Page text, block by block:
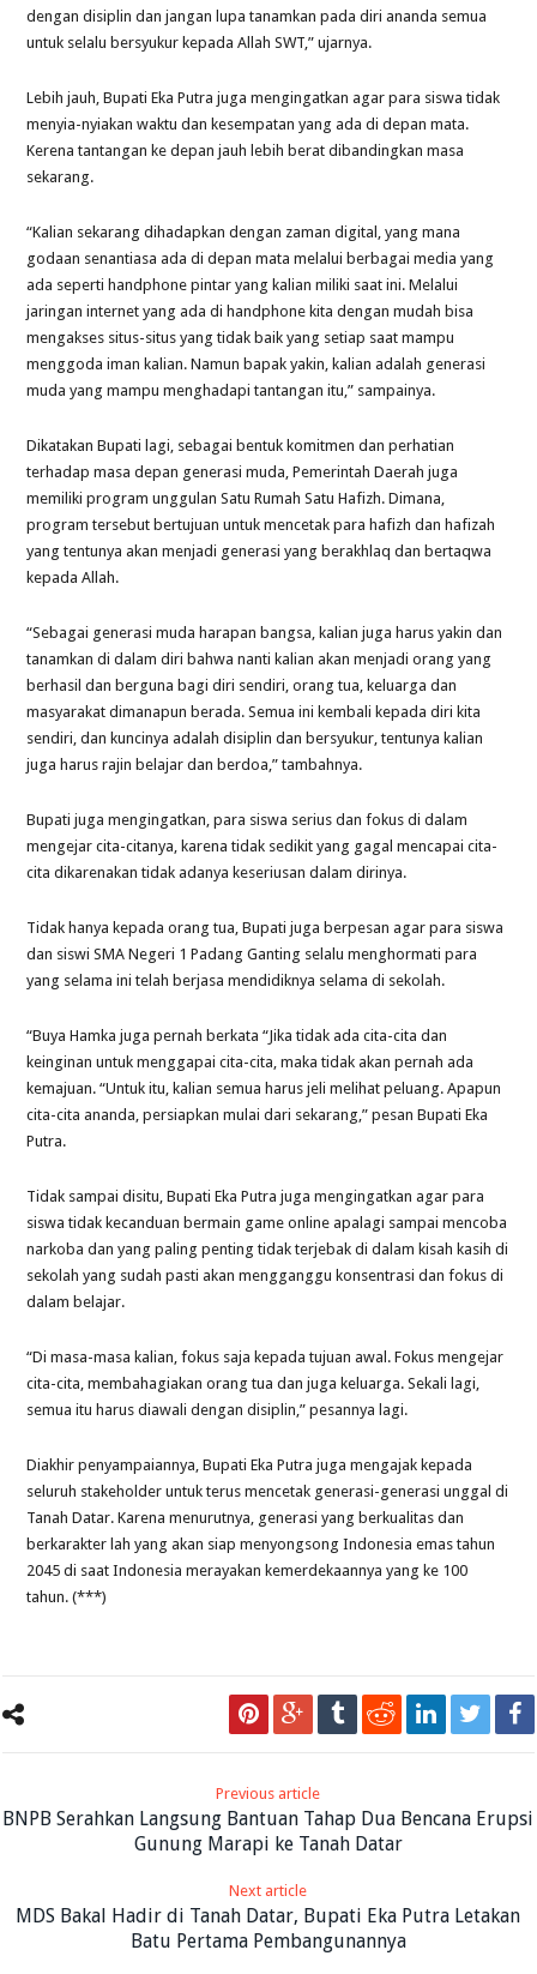
dengan disiplin dan jangan lupa tanamkan pada diri ananda semua
untuk selalu bersyukur kepada Allah SWT,” ujarnya.
Lebih jauh, Bupati Eka Putra juga mengingatkan agar para siswa tidak
menyia-nyiakan waktu dan kesempatan yang ada di depan mata.
Kerena tantangan ke depan jauh lebih berat dibandingkan masa
sekarang.
“Kalian sekarang dihadapkan dengan zaman digital, yang mana
godaan senantiasa ada di depan mata melalui berbagai media yang
ada seperti handphone pintar yang kalian miliki saat ini. Melalui
jaringan internet yang ada di handphone kita dengan mudah bisa
mengakses situs-situs yang tidak baik yang setiap saat mampu
menggoda iman kalian. Namun bapak yakin, kalian adalah generasi
muda yang mampu menghadapi tantangan itu,” sampainya.
Dikatakan Bupati lagi, sebagai bentuk komitmen dan perhatian
terhadap masa depan generasi muda, Pemerintah Daerah juga
memiliki program unggulan Satu Rumah Satu Hafizh. Dimana,
program tersebut bertujuan untuk mencetak para hafizh dan hafizah
yang tentunya akan menjadi generasi yang berakhlaq dan bertaqwa
kepada Allah.
“Sebagai generasi muda harapan bangsa, kalian juga harus yakin dan
tanamkan di dalam diri bahwa nanti kalian akan menjadi orang yang
berhasil dan berguna bagi diri sendiri, orang tua, keluarga dan
masyarakat dimanapun berada. Semua ini kembali kepada diri kita
sendiri, dan kuncinya adalah disiplin dan bersyukur, tentunya kalian
juga harus rajin belajar dan berdoa,” tambahnya.
Bupati juga mengingatkan, para siswa serius dan fokus di dalam
mengejar cita-citanya, karena tidak sedikit yang gagal mencapai cita-
cita dikarenakan tidak adanya keseriusan dalam dirinya.
Tidak hanya kepada orang tua, Bupati juga berpesan agar para siswa
dan siswi SMA Negeri 1 Padang Ganting selalu menghormati para
yang selama ini telah berjasa mendidiknya selama di sekolah.
“Buya Hamka juga pernah berkata “Jika tidak ada cita-cita dan
keinginan untuk menggapai cita-cita, maka tidak akan pernah ada
kemajuan. “Untuk itu, kalian semua harus jeli melihat peluang. Apapun
cita-cita ananda, persiapkan mulai dari sekarang,” pesan Bupati Eka
Putra.
Tidak sampai disitu, Bupati Eka Putra juga mengingatkan agar para
siswa tidak kecanduan bermain game online apalagi sampai mencoba
narkoba dan yang paling penting tidak terjebak di dalam kisah kasih di
sekolah yang sudah pasti akan mengganggu konsentrasi dan fokus di
dalam belajar.
“Di masa-masa kalian, fokus saja kepada tujuan awal. Fokus mengejar
cita-cita, membahagiakan orang tua dan juga keluarga. Sekali lagi,
semua itu harus diawali dengan disiplin,” pesannya lagi.
Diakhir penyampaiannya, Bupati Eka Putra juga mengajak kepada
seluruh stakeholder untuk terus mencetak generasi-generasi unggal di
Tanah Datar. Karena menurutnya, generasi yang berkualitas dan
berkarakter lah yang akan siap menyongsong Indonesia emas tahun
2045 di saat Indonesia merayakan kemerdekaannya yang ke 100
tahun. (***)
Previous article
BNPB Serahkan Langsung Bantuan Tahap Dua Bencana Erupsi
Gunung Marapi ke Tanah Datar
Next article
MDS Bakal Hadir di Tanah Datar, Bupati Eka Putra Letakan
Batu Pertama Pembangunannya